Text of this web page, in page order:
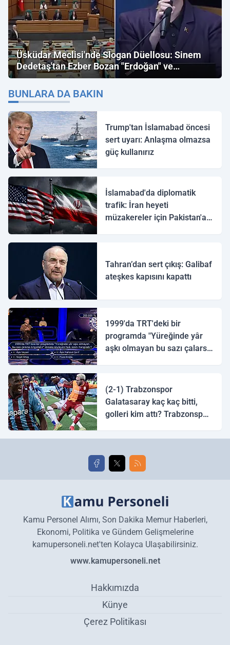
Üsküdar Meclisi'nde Slogan Düellosu: Sinem
Dedetaş'tan Ezber Bozan "Erdoğan" ve
"İmamoğlu" Çıkışı!
BUNLARA DA BAKIN
Trump'tan İslamabad öncesi
sert uyarı: Anlaşma olmazsa
güç kullanırız
İslamabad'da diplomatik
trafik: İran heyeti
müzakereler için Pakistan'a
Tahran’dan sert çıkış: Galibaf
ateşkes kapısını kapattı
1999'da TRT'deki bir
programda "Yüreğinde yâr
aşkı olmayan bu sazı çalarsa
(2-1) Trabzonspor
Galatasaray kaç kaç bitti,
golleri kim attı? Trabzonspor
golleri!
Kamu Personel Alımı, Son Dakika Memur Haberleri,
Ekonomi, Politika ve Gündem Gelişmelerine
kamupersoneli.net'ten Kolayca Ulaşabilirsiniz.
www.kamupersoneli.net
Hakkımızda
Künye
Çerez Politikası